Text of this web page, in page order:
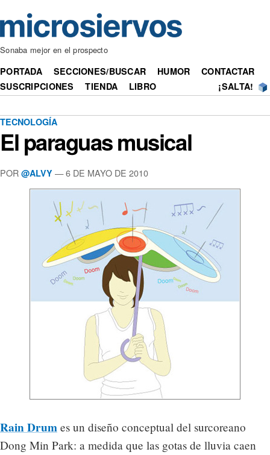
Sonaba mejor en el prospecto
PORTADA SECCIONES/BUSCAR HUMOR
CONTACTAR
SUSCRIPCIONES
TIENDA LIBRO ¡SALTA!
TECNOLOGÍA
El paraguas musical
POR @ALVY — 6 DE MAYO DE 2010
Rain Drum es un diseño conceptual del surcoreano
Dong Min Park: a medida que las gotas de lluvia caen